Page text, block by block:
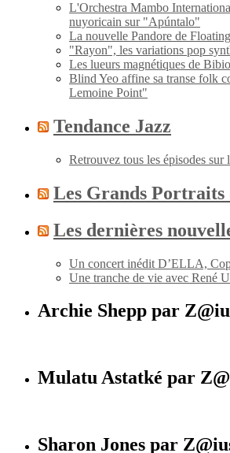
L'Orchestra Mambo
nuyoricain sur "Apúntalo"
La nouvelle Pandore de
"Rayon", les variations pop
Les lueurs magnétiques de
Blind Yeo affine sa transe folk
Lemoine Point"
Tendance Jazz
Retrouvez tous les épisodes sur
Les Grands Portraits
Les dernières
Un concert inédit D’ELLA,
Une tranche de vie avec René
Archie Shepp par
Mulatu Astatké par
Sharon Jones par